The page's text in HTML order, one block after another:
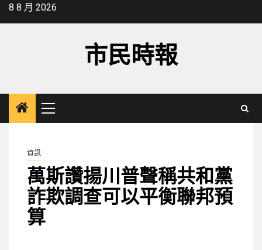
Skip8 8 月 2026
市民時報
Primary
Menu
資訊
萬斯讚揚川普聲稱共和黨
詐欺調查可以平衡聯邦預
算